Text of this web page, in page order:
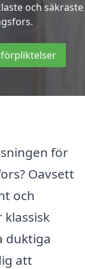
och säkraste
förpliktelser
för
Oavsett
och
duktiga
att